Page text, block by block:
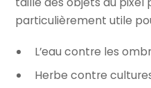
particulièrement utile
L’eau contre les
Herbe contre